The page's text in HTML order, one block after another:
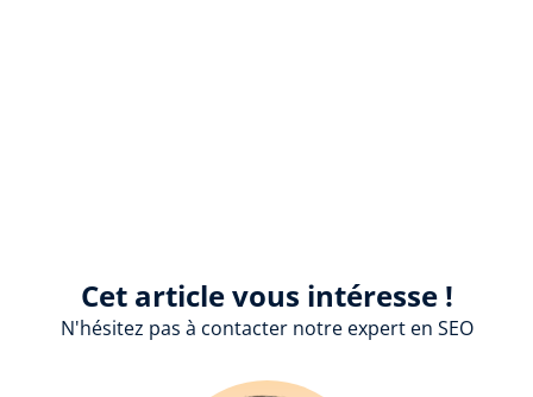
Cet article vous intéresse !
N'hésitez pas à contacter notre expert en SEO